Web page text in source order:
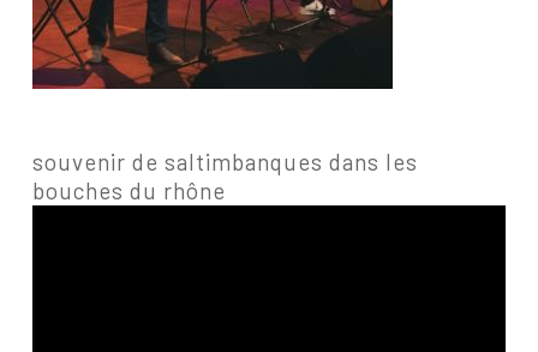
souvenir de saltimbanques dans les
bouches du rhône